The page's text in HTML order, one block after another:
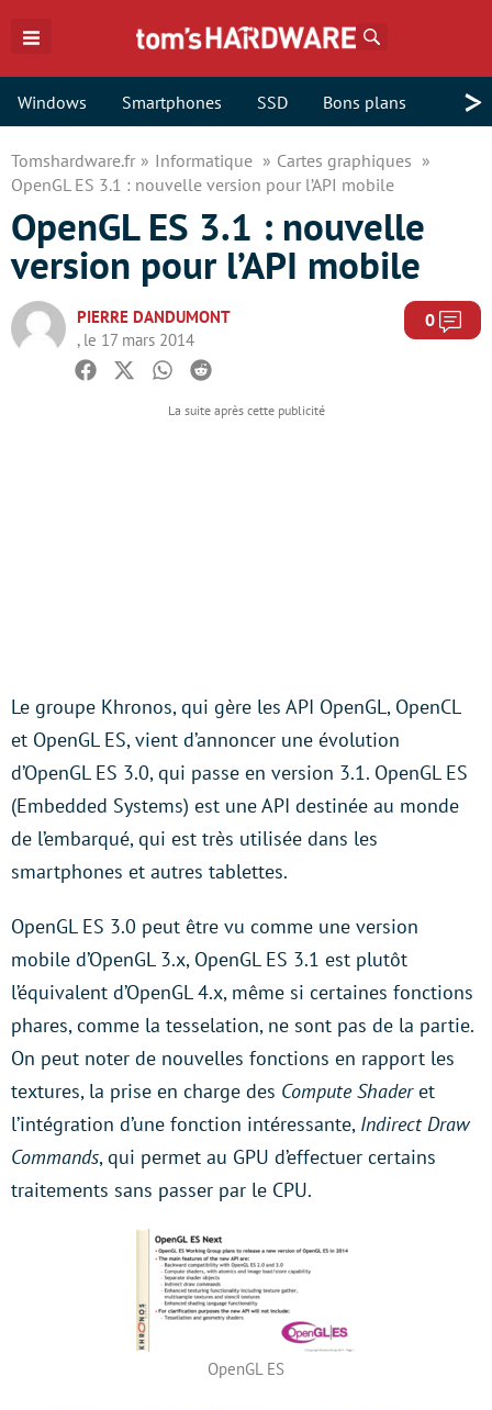
Windows Smartphones SSD Bons plans >
Tomshardware.fr Informatique
Cartes graphiques
OpenGL ES 3.1 : nouvelle version pour l’API mobile
OpenGL ES 3.1 : nouvelle
version pour l’API mobile
PIERRE DANDUMONT
, le 17 mars 2014
0
Facebook
TwitterWhatsapp
Reddit
Le groupe Khronos, qui gère les API OpenGL, OpenCL
et OpenGL ES, vient d’annoncer une évolution
d’OpenGL ES 3.0, qui passe en version 3.1. OpenGL ES
(Embedded Systems) est une API destinée au monde
de l’embarqué, qui est très utilisée dans les
smartphones et autres tablettes.
OpenGL ES 3.0 peut être vu comme une version
mobile d’OpenGL 3.x, OpenGL ES 3.1 est plutôt
l’équivalent d’OpenGL 4.x, même si certaines fonctions
phares, comme la tesselation, ne sont pas de la partie.
On peut noter de nouvelles fonctions en rapport les
textures, la prise en charge des Compute Shaderet
l’intégration d’une fonction intéressante, Indirect Draw
Commands, qui permet au GPU d’effectuer certains
traitements sans passer par le CPU.
OpenGL ES